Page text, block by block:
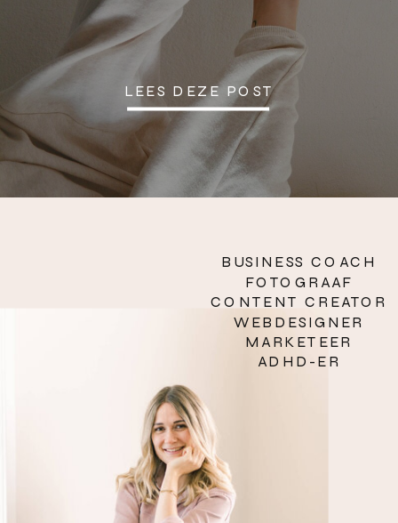
LEES DEZE POST
BUSINESS COACH
FOTOGRAAF
CONTENT CREATOR
WEBDESIGNER
MARKETEER
ADHD-ER